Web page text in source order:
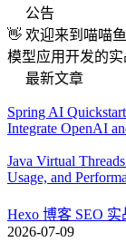
公告
👋 欢迎来到喵喵
模型应用开发的
最新文章
Spring AI
Integrate OpenAI
Java Virtual
Usage, and
Hexo 博客 SEO
2026-07-09